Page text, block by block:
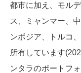
都市に加え、モル
ス、ミャンマー、
ンボジア、トルコ
所有しています
ンタラのポートフ